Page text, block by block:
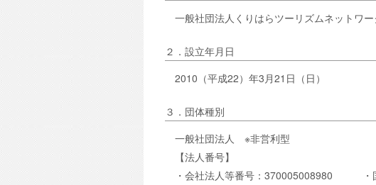
一般社団法人くりはらツーリズムネットワー
２．設立年月日
2010（平成22）年3月21日（日）
３．団体種別
一般社団法人 ※非営利型
【法人番号】
・会社法人等番号：370005008980 ・